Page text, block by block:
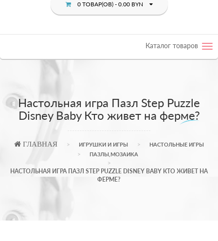
0 ТОВАР(ОВ) - 0.00 BYN
Каталог товаров
Настольная игра Пазл Step Puzzle
Disney Baby Кто живет на ферме?
ГЛАВНАЯ ИГРУШКИ И ИГРЫ
НАСТОЛЬНЫЕ ИГРЫ
ПАЗЛЫ,МОЗАИКА
НАСТОЛЬНАЯ ИГРА ПАЗЛ STEP PUZZLE DISNEY BABY КТО ЖИВЕТ НА
ФЕРМЕ?